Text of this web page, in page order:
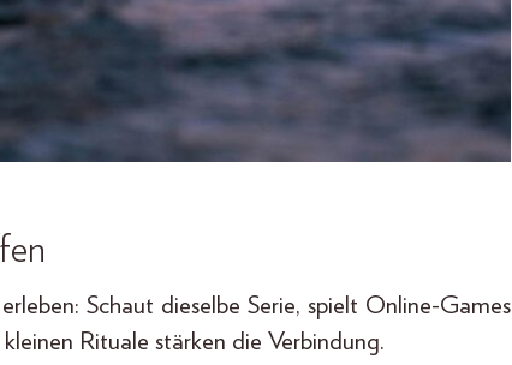
Schaut dieselbe Serie, spielt Online-Games
Rituale stärken die Verbindung.